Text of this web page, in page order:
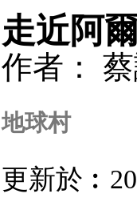
走近阿
作者：
地球村
更新於